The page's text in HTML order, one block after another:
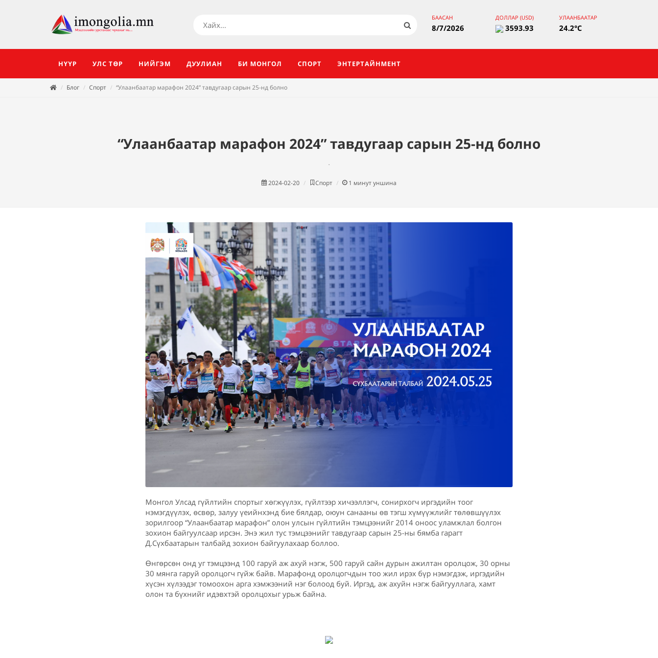
БААСАН
8/7/2026
ДОЛЛАР (USD)
3593.93
УЛААНБААТАР
24.2°C
НҮҮР УЛС ТӨР НИЙГЭМ ДУУЛИАН БИ МОНГОЛ СПОРТ ЭНТЕРТАЙНМЕНТ
Блог Спорт “Улаанбаатар марафон 2024” тавдугаар сарын 25-нд болно
“Улаанбаатар марафон 2024” тавдугаар сарын 25-нд болно
.
2024-02-20 Спорт 1 минут уншина
Монгол Улсад гүйлтийн спортыг хөгжүүлэх, гүйлтээр хичээллэгч, сонирхогч иргэдийн тоог
нэмэгдүүлэх, өсвөр, залуу үеийнхэнд бие бялдар, оюун санааны өв тэгш хүмүүжлийг төлөвшүүлэх
зорилгоор “Улаанбаатар марафон” олон улсын гүйлтийн тэмцээнийг 2014 оноос уламжлал болгон
зохион байгуулсаар ирсэн. Энэ жил тус тэмцээнийг тавдугаар сарын 25-ны бямба гарагт
Д.Сүхбаатарын талбайд зохион байгуулахаар боллоо.
Өнгөрсөн онд уг тэмцээнд 100 гаруй аж ахуй нэгж, 500 гаруй сайн дурын ажилтан оролцож, 30 орны
30 мянга гаруй оролцогч гүйж байв. Марафонд оролцогчдын тоо жил ирэх бүр нэмэгдэж, иргэдийн
хүсэн хүлээдэг томоохон арга хэмжээний нэг болоод буй. Иргэд, аж ахуйн нэгж байгууллага, хамт
олон та бүхнийг идэвхтэй оролцохыг урьж байна.